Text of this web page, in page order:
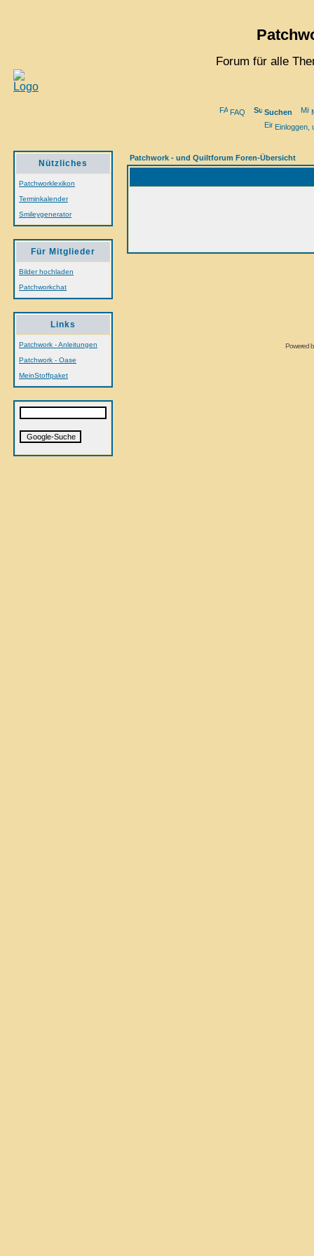
Forum für alle
FAQ Suchen
Einloggen,
Nützliches
Patchworklexikon
Terminkalender
Smileygenerator
Für Mitglieder
Bilder hochladen
Patchworkchat
Links
Patchwork - Anleitungen
Patchwork - Oase
MeinStoffpaket
Patchwork - und Quiltforum Foren-Übersicht
Powered